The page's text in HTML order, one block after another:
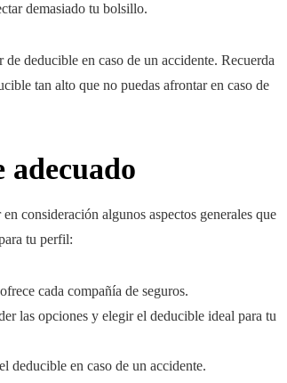
demasiado tu bolsillo.
deducible en caso de un accidente. Recuerda
tan alto que no puedas afrontar en caso de
adecuado
consideración algunos aspectos generales que
tu perfil:
cada compañía de seguros.
las opciones y elegir el deducible ideal para tu
deducible en caso de un accidente.